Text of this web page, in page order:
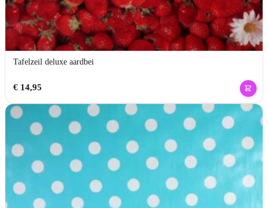
Tafelzeil deluxe aardbei
€14,95